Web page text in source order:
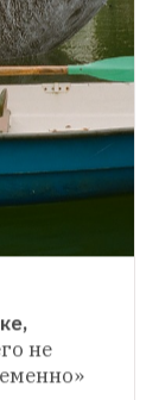
не